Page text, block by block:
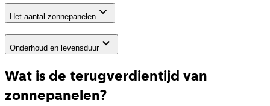
Het aantal zonnepanelen
Onderhoud en levensduur
Wat is de terugverdientijd van
zonnepanelen?